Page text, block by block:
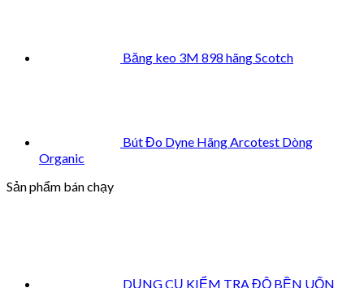
Băng keo 3M 898 hãng Scotch
Bút Đo Dyne Hãng Arcotest Dòng
Organic
Sản phẩm bán chạy
DỤNG CỤ KIỂM TRA ĐỘ BỀN UỐN